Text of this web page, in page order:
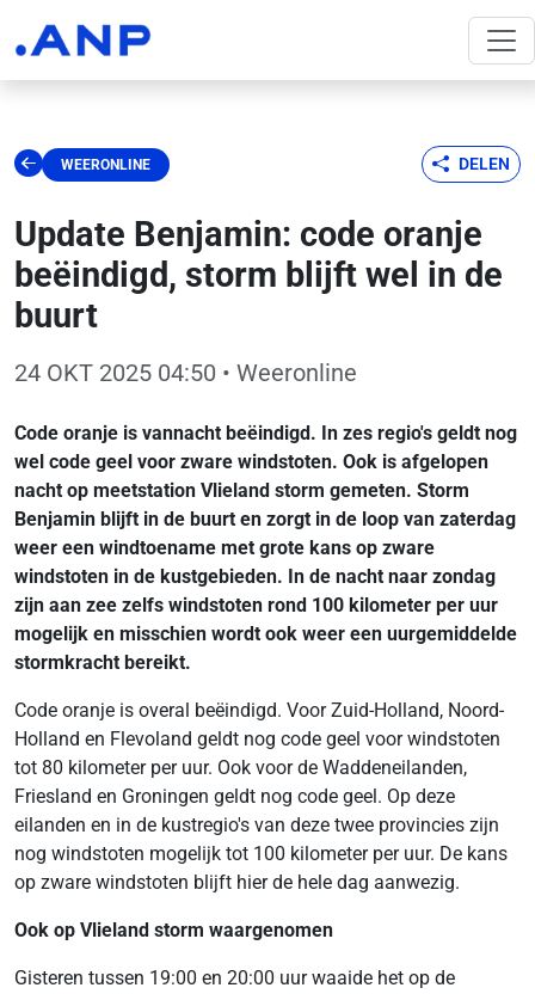
WEERONLINE DELEN
Update Benjamin: code oranje
beëindigd, storm blijft wel in de
buurt
24 OKT 2025 04:50 • Weeronline
Code oranje is vannacht beëindigd. In zes regio's geldt nog
wel code geel voor zware windstoten. Ook is afgelopen
nacht op meetstation Vlieland storm gemeten. Storm
Benjamin blijft in de buurt en zorgt in de loop van zaterdag
weer een windtoename met grote kans op zware
windstoten in de kustgebieden. In de nacht naar zondag
zijn aan zee zelfs windstoten rond 100 kilometer per uur
mogelijk en misschien wordt ook weer een uurgemiddelde
stormkracht bereikt.
Code oranje is overal beëindigd. Voor Zuid-Holland, Noord-
Holland en Flevoland geldt nog code geel voor windstoten
tot 80 kilometer per uur. Ook voor de Waddeneilanden,
Friesland en Groningen geldt nog code geel. Op deze
eilanden en in de kustregio's van deze twee provincies zijn
nog windstoten mogelijk tot 100 kilometer per uur. De kans
op zware windstoten blijft hier de hele dag aanwezig.
Ook op Vlieland storm waargenomen
Gisteren tussen 19:00 en 20:00 uur waaide het op de